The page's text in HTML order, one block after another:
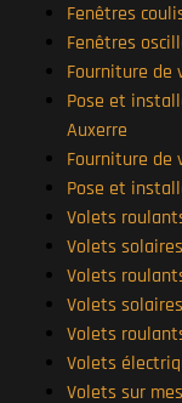
Fenêtres
Fenêtres
Fourniture de
Pose et
Auxerre
Fourniture de
Pose et
Volets
Volets
Volets
Volets
Volets
Volets
Volets sur